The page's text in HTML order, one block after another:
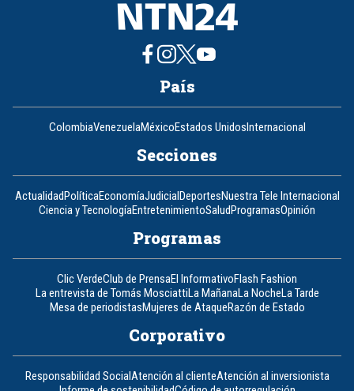
País
ColombiaVenezuelaMéxicoEstados UnidosInternacional
Secciones
ActualidadPolíticaEconomíaJudicialDeportesNuestra Tele Internacional
Ciencia y TecnologíaEntretenimientoSaludProgramasOpinión
Programas
Clic VerdeClub de PrensaEl InformativoFlash Fashion
La entrevista de Tomás MosciattiLa MañanaLa NocheLa Tarde
Mesa de periodistasMujeres de AtaqueRazón de Estado
Corporativo
Responsabilidad SocialAtención al clienteAtención al inversionista